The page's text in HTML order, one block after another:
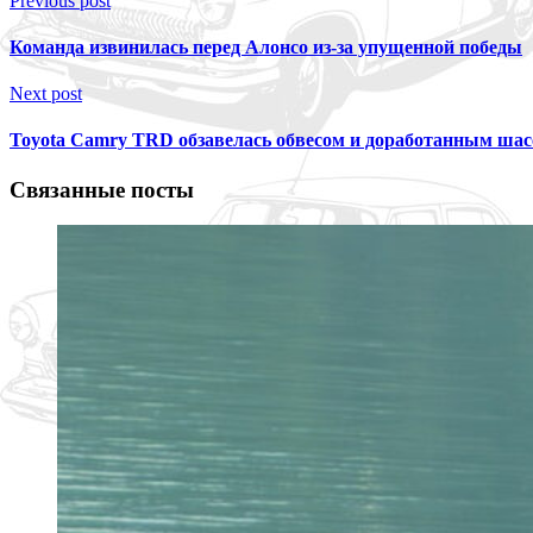
Команда извинилась перед Алонсо из-за упущенной победы
Next post
Toyota Camry TRD обзавелась обвесом и доработанным
Связанные посты